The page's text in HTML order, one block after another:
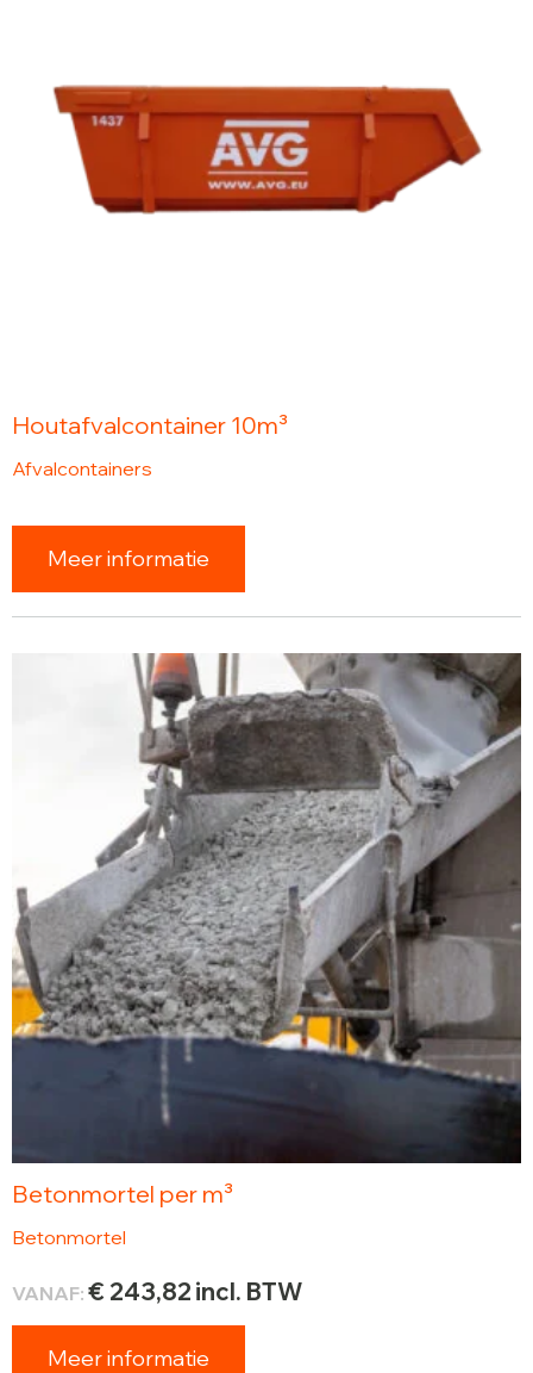
Houtafvalcontainer 10m³
Afvalcontainers
Meer informatie
Betonmortel per m³
Betonmortel
VANAF: € 243,82 incl. BTW
Meer informatie